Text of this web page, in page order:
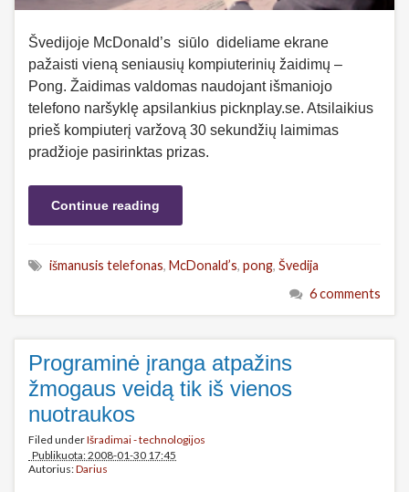
Švedijoje McDonald’s siūlo dideliame ekrane
pažaisti vieną seniausių kompiuterinių žaidimų –
Pong. Žaidimas valdomas naudojant išmaniojo
telefono naršyklę apsilankius picknplay.se. Atsilaikius
prieš kompiuterį varžovą 30 sekundžių laimimas
pradžioje pasirinktas prizas.
Continue reading
išmanusis telefonas, McDonald’s, pong, Švedija
6 comments
Programinė įranga atpažins
žmogaus veidą tik iš vienos
nuotraukos
Filed underIšradimai - technologijos
Publikuota: 2008-01-30 17:45
Autorius:Darius